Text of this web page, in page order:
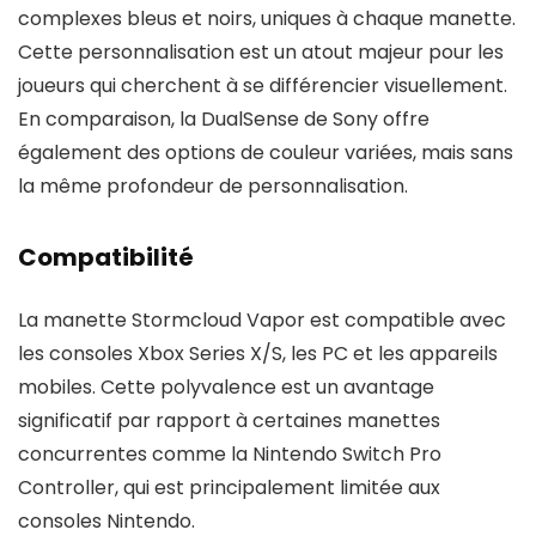
complexes bleus et noirs, uniques à chaque manette.
Cette personnalisation est un atout majeur pour les
joueurs qui cherchent à se différencier visuellement.
En comparaison, la DualSense de Sony offre
également des options de couleur variées, mais sans
la même profondeur de personnalisation.
Compatibilité
La manette Stormcloud Vapor est compatible avec
les consoles Xbox Series X/S, les PC et les appareils
mobiles. Cette polyvalence est un avantage
significatif par rapport à certaines manettes
concurrentes comme la Nintendo Switch Pro
Controller, qui est principalement limitée aux
consoles Nintendo.